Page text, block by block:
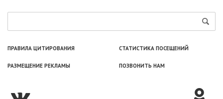
ПРАВИЛА ЦИТИРОВАНИЯ СТАТИСТИКА ПОСЕЩЕНИЙ
РАЗМЕЩЕНИЕ РЕКЛАМЫ ПОЗВОНИТЬ НАМ